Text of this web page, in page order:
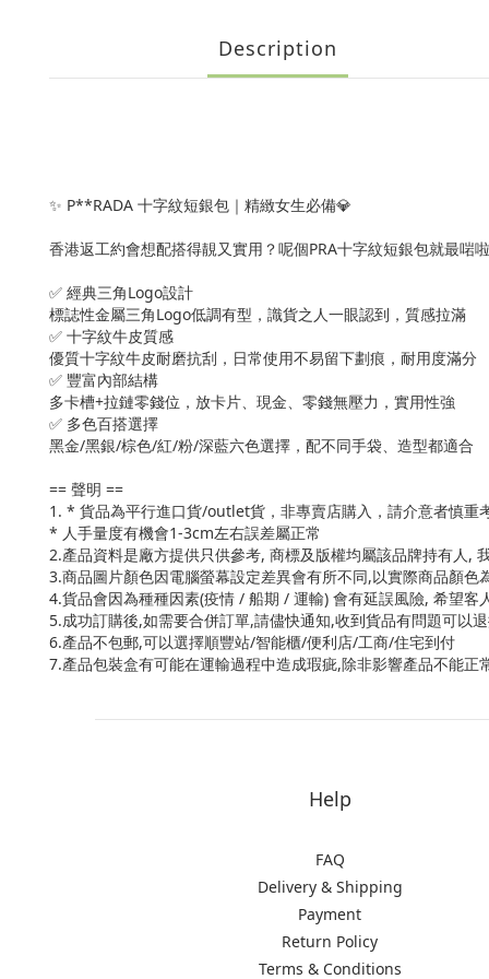
Description
✨ P**RADA 十字紋短銀包｜精緻女生必備💎
香港返工約會想配搭得靚又實用？呢個PRA十字紋短銀包就最
✅ 經典三角Logo設計
標誌性金屬三角Logo低調有型，識貨之人一眼認到，質感拉滿
✅ 十字紋牛皮質感
優質十字紋牛皮耐磨抗刮，日常使用不易留下劃痕，耐用度滿分
✅ 豐富內部結構
多卡槽+拉鏈零錢位，放卡片、現金、零錢無壓力，實用性強
✅ 多色百搭選擇
黑金/黑銀/棕色/紅/粉/深藍六色選擇，配不同手袋、造型都適合
== 聲明 ==
1. * 貨品為平行進口貨/outlet貨，非專賣店購入，請介意者慎重考
* 人手量度有機會1-3cm左右誤差屬正常
2.產品資料是廠方提供只供參考, 商標及版權均屬該品牌持有人,
3.商品圖片顏色因電腦螢幕設定差異會有所不同,以實際商品顏色
4.貨品會因為種種因素(疫情 / 船期 / 運輸) 會有延誤風險, 希望客
5.成功訂購後,如需要合併訂單,請儘快通知,收到貨品有問題可以
6.產品不包郵,可以選擇順豐站/智能櫃/便利店/工商/住宅到付
7.產品包裝盒有可能在運輸過程中造成瑕疵,除非影響產品不能
Help
FAQ
Delivery & Shipping
Payment
Return Policy
Terms & Conditions